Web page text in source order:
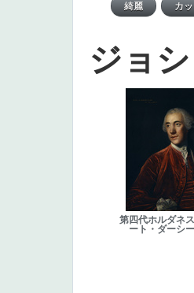
ジョ
第四代ホルダネ
ート・ダーシ